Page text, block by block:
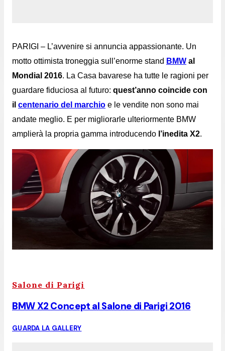
PARIGI – L’avvenire si annuncia appassionante. Un
motto ottimista troneggia sull’enorme stand BMW al
Mondial 2016. La Casa bavarese ha tutte le ragioni per
guardare fiduciosa al futuro: quest’anno coincide con
il centenario del marchio e le vendite non sono mai
andate meglio. E per migliorarle ulteriormente BMW
amplierà la propria gamma introducendo l’inedita X2.
Salone di Parigi
BMW X2 Concept al Salone di Parigi 2016
GUARDA LA GALLERY